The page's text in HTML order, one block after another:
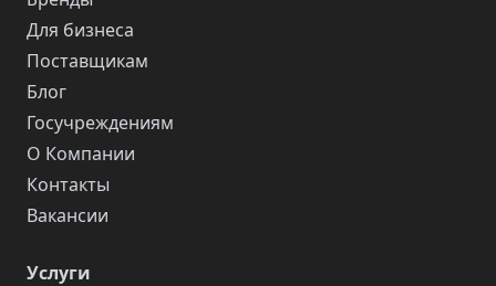
Для бизнеса
Поставщикам
Блог
Госучреждениям
О Компании
Контакты
Вакансии
Услуги